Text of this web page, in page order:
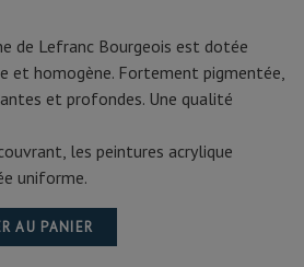
de Lefranc Bourgeois est dotée
et homogène. Fortement pigmentée,
et profondes. Une qualité
les peintures acrylique
uniforme.
AU PANIER